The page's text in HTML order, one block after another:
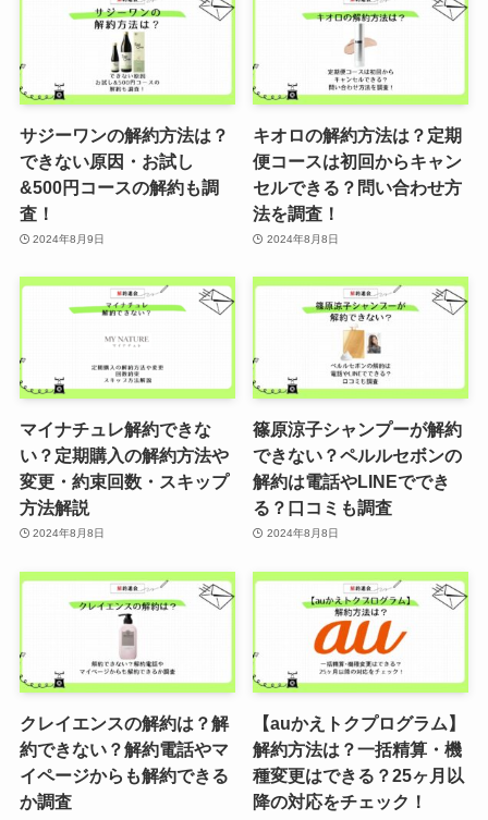
サジーワンの解約方法は？
できない原因・お試し
&500円コースの解約も調
査！
2024年8月9日
キオロの解約方法は？定期
便コースは初回からキャン
セルできる？問い合わせ方
法を調査！
2024年8月8日
マイナチュレ解約できな
い？定期購入の解約方法や
変更・約束回数・スキップ
方法解説
2024年8月8日
篠原涼子シャンプーが解約
できない？ペルルセボンの
解約は電話やLINEででき
る？口コミも調査
2024年8月8日
クレイエンスの解約は？解
約できない？解約電話やマ
イページからも解約できる
か調査
【auかえトクプログラム】
解約方法は？一括精算・機
種変更はできる？25ヶ月以
降の対応をチェック！